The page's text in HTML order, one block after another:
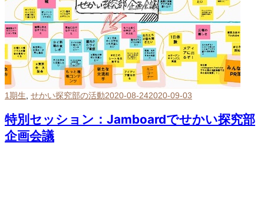
1期生 せかい探究部の活動2020-08-242020-09-03
特別セッション：Jamboardでせかい探究部
企画会議